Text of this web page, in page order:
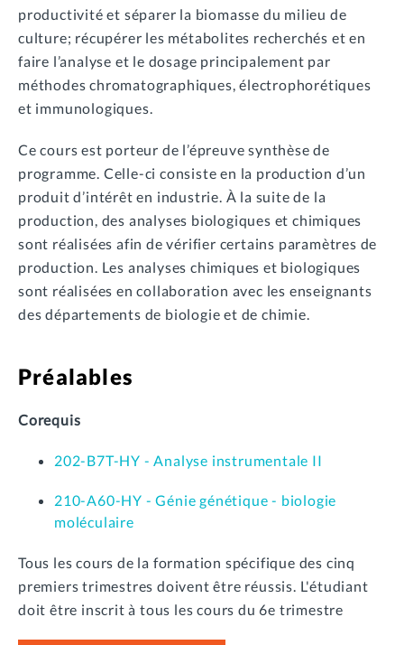
productivité et séparer la biomasse du milieu de
culture; récupérer les métabolites recherchés et en
faire l’analyse et le dosage principalement par
méthodes chromatographiques, électrophorétiques
et immunologiques.
Ce cours est porteur de l’épreuve synthèse de
programme. Celle-ci consiste en la production d’un
produit d’intérêt en industrie. À la suite de la
production, des analyses biologiques et chimiques
sont réalisées afin de vérifier certains paramètres de
production. Les analyses chimiques et biologiques
sont réalisées en collaboration avec les enseignants
des départements de biologie et de chimie.
Préalables
Corequis
202-B7T-HY - Analyse instrumentale II
210-A60-HY - Génie génétique - biologie
moléculaire
Tous les cours de la formation spécifique des cinq
premiers trimestres doivent être réussis. L'étudiant
doit être inscrit à tous les cours du 6e trimestre